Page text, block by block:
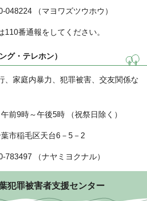
（マヨワズツウホウ）
番通報をしてください。
グ・テレホン）
家庭内暴力、犯罪被害、交友関係な
前9時～午後5時 （祝祭日除く）
市稲毛区天台6－5－2
（ナヤミヨクナル）
犯罪被害者支援センター